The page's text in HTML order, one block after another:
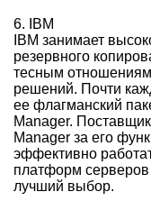
6. IBM
IBM занимает
резервного
тесным
решений. Почти
ее флагманский
Manager.
Manager за его
эффективно
платформ
лучший выбор.